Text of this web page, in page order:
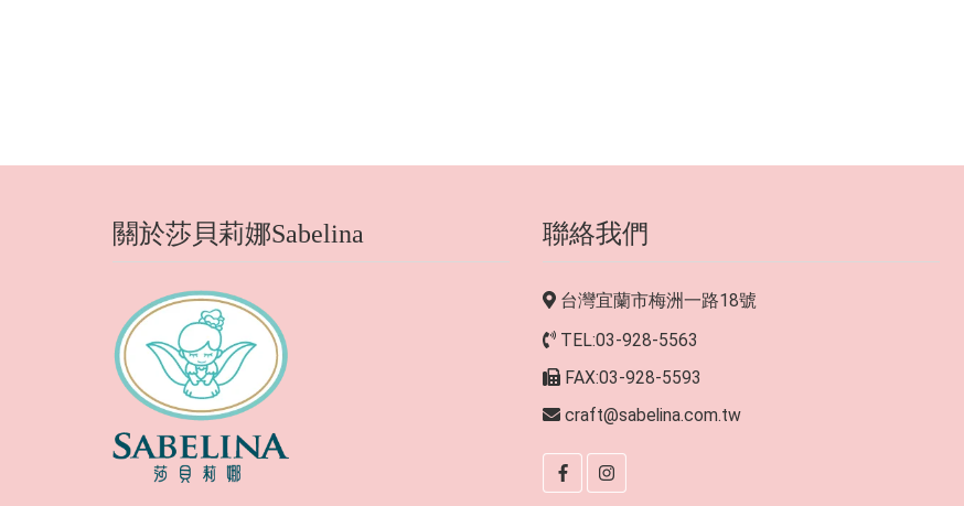
關於莎貝莉娜Sabelina 聯絡我們
台灣宜蘭市梅洲一路18號
TEL:03-928-5563
FAX:03-928-5593
craft@sabelina.com.tw